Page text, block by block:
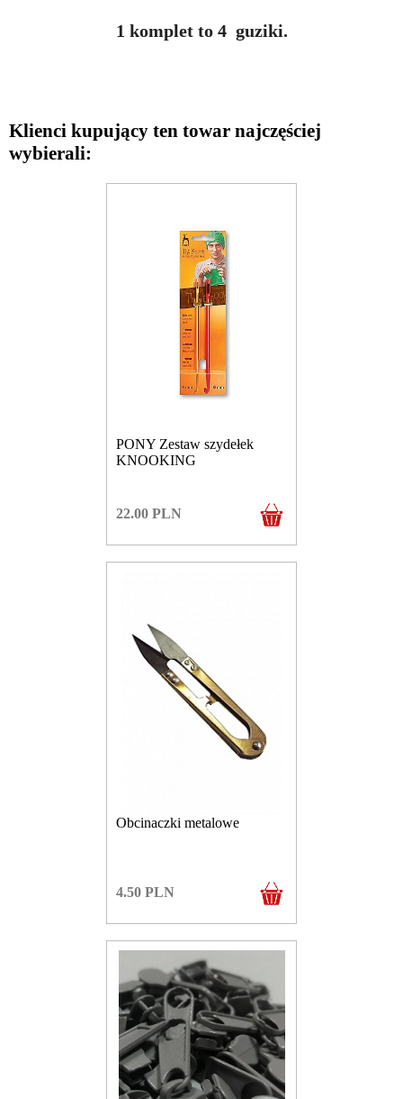
1 komplet to 4 guziki.
Klienci kupujący ten towar najczęściej
wybierali:
PONY Zestaw szydełek
KNOOKING
22.00 PLN
Obcinaczki metalowe
4.50 PLN